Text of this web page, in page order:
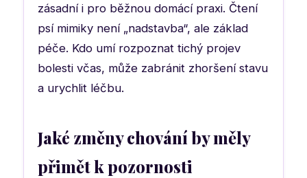
zásadní i pro běžnou domácí praxi. Čtení
psí mimiky není „nadstavba“, ale základ
péče. Kdo umí rozpoznat tichý projev
bolesti včas, může zabránit zhoršení stavu
a urychlit léčbu.
Jaké změny chování by měly
přimět k pozornosti